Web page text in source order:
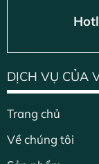
DỊCH VỤ CỦA
Trang chủ
Về chúng tôi